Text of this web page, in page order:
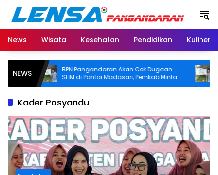
Langsung
konten
News
Wisata Kesehatan Pendidikan Kuliner
NEWS
BPN Pangandaran Akan Cek Dugaan
SHM di Pantai Madasari, Pemkab Minta
Usut Asal-usul Sertifikat
Kader Posyandu